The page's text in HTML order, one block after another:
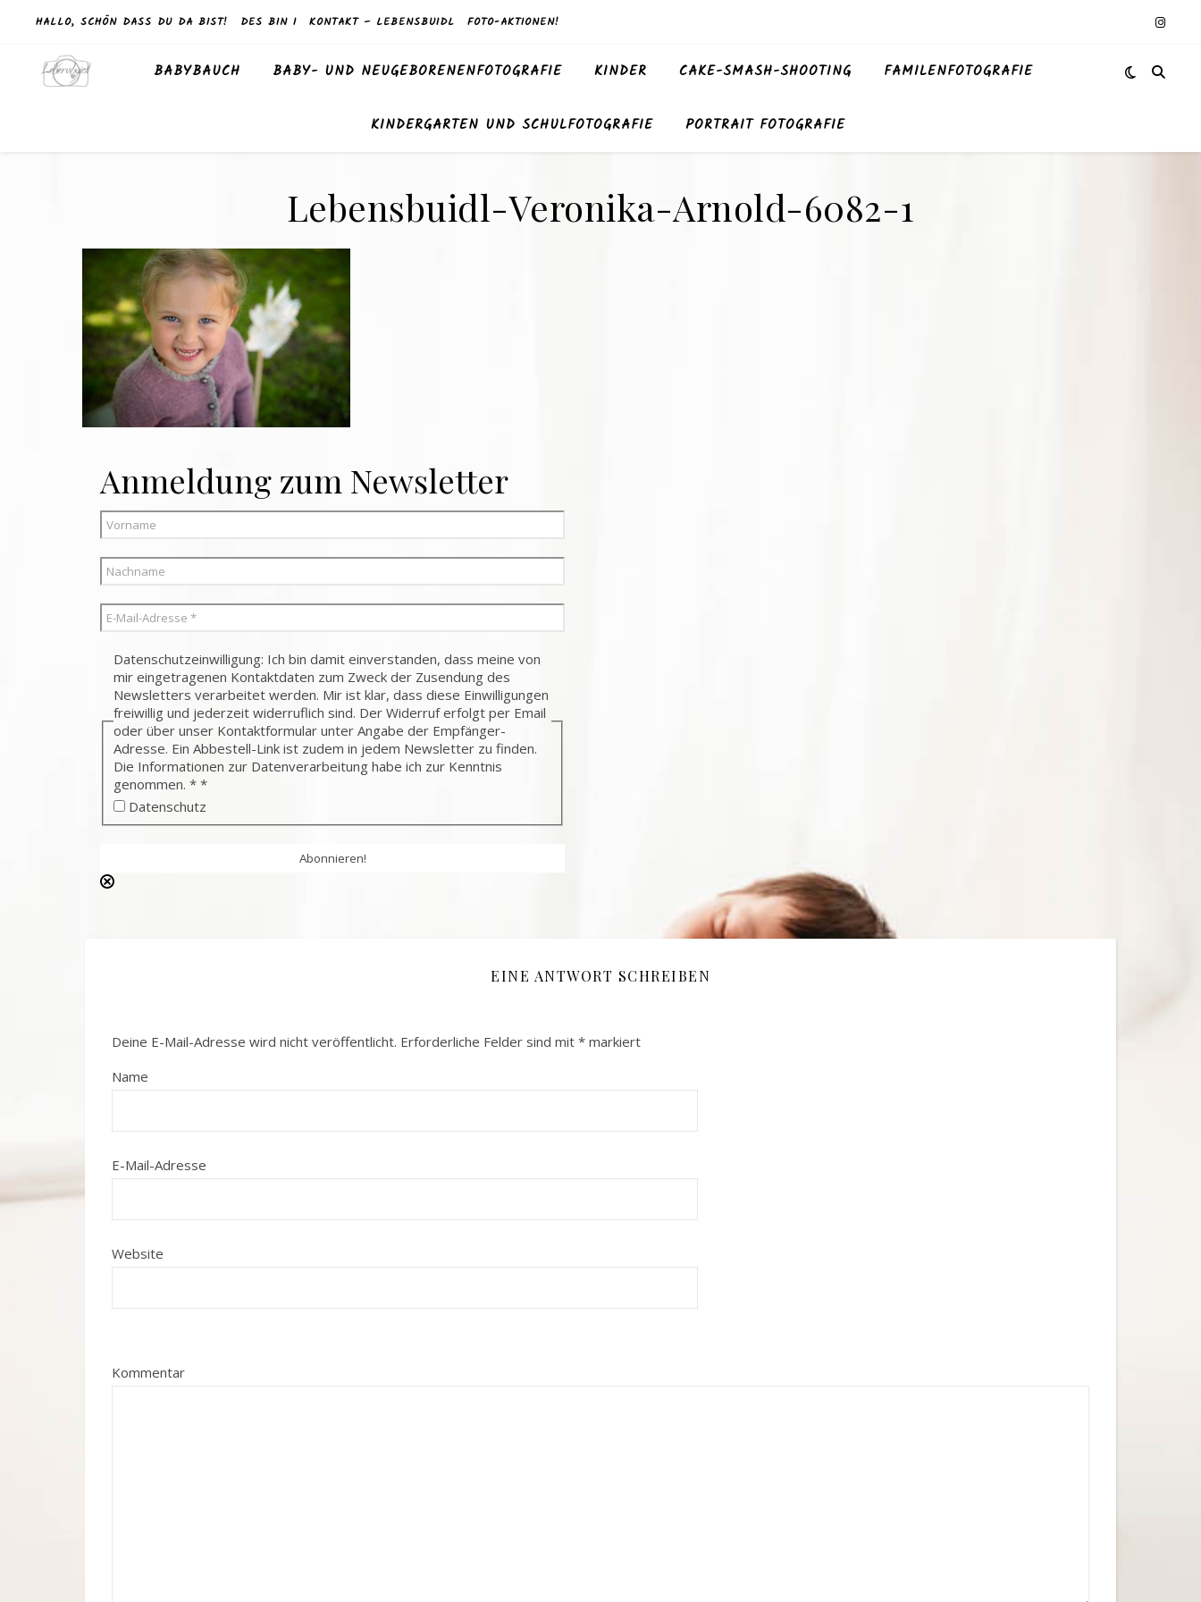
HALLO, SCHÖN DASS DU DA BIST! DES BIN I KONTAKT – LEBENSBUIDL FOTO-AKTIONEN!
BABYBAUCH BABY- UND NEUGEBORENENFOTOGRAFIE KINDER CAKE-SMASH-SHOOTING FAMILENFOTOGRAFIE
KINDERGARTEN UND SCHULFOTOGRAFIE PORTRAIT FOTOGRAFIE
Lebensbuidl-Veronika-Arnold-6082-1
Anmeldung zum Newsletter
Datenschutzeinwilligung: Ich bin damit einverstanden, dass meine von
mir eingetragenen Kontaktdaten zum Zweck der Zusendung des
Newsletters verarbeitet werden. Mir ist klar, dass diese Einwilligungen
freiwillig und jederzeit widerruflich sind. Der Widerruf erfolgt per Email
oder über unser Kontaktformular unter Angabe der Empfänger-
Adresse. Ein Abbestell-Link ist zudem in jedem Newsletter zu finden.
Die Informationen zur Datenverarbeitung habe ich zur Kenntnis
genommen. **
Datenschutz
EINE ANTWORT SCHREIBEN
Deine E-Mail-Adresse wird nicht veröffentlicht. Erforderliche Felder sind mit * markiert
Name
E-Mail-Adresse
Website
Kommentar